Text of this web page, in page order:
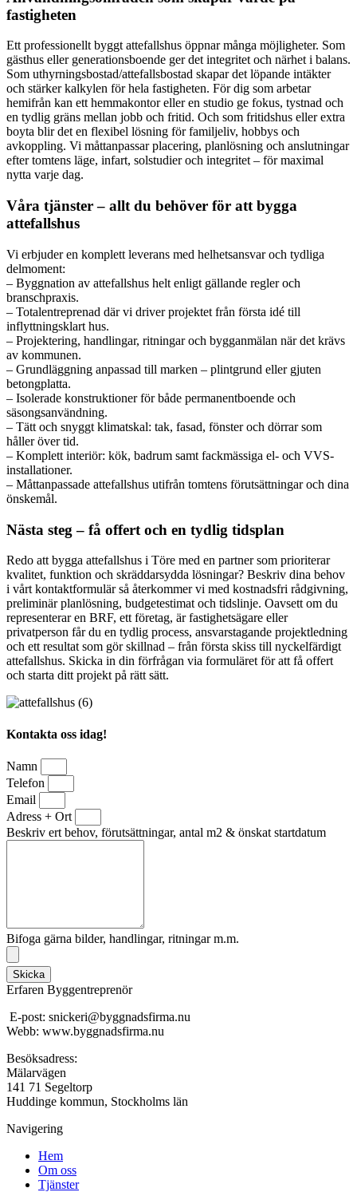
fastigheten
Ett professionellt byggt attefallshus öppnar många möjligheter. Som
gästhus eller generationsboende ger det integritet och närhet i balans.
Som uthyrningsbostad/attefallsbostad skapar det löpande intäkter
och stärker kalkylen för hela fastigheten. För dig som arbetar
hemifrån kan ett hemmakontor eller en studio ge fokus, tystnad och
en tydlig gräns mellan jobb och fritid. Och som fritidshus eller extra
boyta blir det en flexibel lösning för familjeliv, hobbys och
avkoppling. Vi måttanpassar placering, planlösning och anslutningar
efter tomtens läge, infart, solstudier och integritet – för maximal
nytta varje dag.
Våra tjänster – allt du behöver för att bygga
attefallshus
Vi erbjuder en komplett leverans med helhetsansvar och tydliga
delmoment:
– Byggnation av attefallshus helt enligt gällande regler och
branschpraxis.
– Totalentreprenad där vi driver projektet från första idé till
inflyttningsklart hus.
– Projektering, handlingar, ritningar och bygganmälan när det krävs
av kommunen.
– Grundläggning anpassad till marken – plintgrund eller gjuten
betongplatta.
– Isolerade konstruktioner för både permanentboende och
säsongsanvändning.
– Tätt och snyggt klimatskal: tak, fasad, fönster och dörrar som
håller över tid.
– Komplett interiör: kök, badrum samt fackmässiga el- och VVS-
installationer.
– Måttanpassade attefallshus utifrån tomtens förutsättningar och dina
önskemål.
Nästa steg – få offert och en tydlig tidsplan
Redo att bygga attefallshus i Töre med en partner som prioriterar
kvalitet, funktion och skräddarsydda lösningar? Beskriv dina behov
i vårt kontaktformulär så återkommer vi med kostnadsfri rådgivning,
preliminär planlösning, budgetestimat och tidslinje. Oavsett om du
representerar en BRF, ett företag, är fastighetsägare eller
privatperson får du en tydlig process, ansvarstagande projektledning
och ett resultat som gör skillnad – från första skiss till nyckelfärdigt
attefallshus. Skicka in din förfrågan via formuläret för att få offert
och starta ditt projekt på rätt sätt.
Kontakta oss idag!
Namn
Telefon
Email
Adress + Ort
Beskriv ert behov, förutsättningar, antal m2 & önskat startdatum
Bifoga gärna bilder, handlingar, ritningar m.m.
Skicka
Erfaren Byggentreprenör
E-post: snickeri@byggnadsfirma.nu
Webb: www.byggnadsfirma.nu
Besöksadress:
Mälarvägen
141 71 Segeltorp
Huddinge kommun, Stockholms län
Navigering
Hem
Om oss
Tjänster